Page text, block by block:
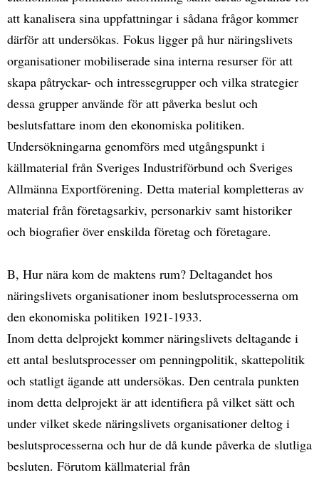
att kanalisera sina uppfattningar i sådana frågor kommer
därför att undersökas. Fokus ligger på hur näringslivets
organisationer mobiliserade sina interna resurser för att
skapa påtryckar- och intressegrupper och vilka strategier
dessa grupper använde för att påverka beslut och
beslutsfattare inom den ekonomiska politiken.
Undersökningarna genomförs med utgångspunkt i
källmaterial från Sveriges Industriförbund och Sveriges
Allmänna Exportförening. Detta material kompletteras av
material från företagsarkiv, personarkiv samt historiker
och biografier över enskilda företag och företagare.
B, Hur nära kom de maktens rum? Deltagandet hos
näringslivets organisationer inom beslutsprocesserna om
den ekonomiska politiken 1921-1933.
Inom detta delprojekt kommer näringslivets deltagande i
ett antal beslutsprocesser om penningpolitik, skattepolitik
och statligt ägande att undersökas. Den centrala punkten
inom detta delprojekt är att identifiera på vilket sätt och
under vilket skede näringslivets organisationer deltog i
beslutsprocesserna och hur de då kunde påverka de slutliga
besluten. Förutom källmaterial från